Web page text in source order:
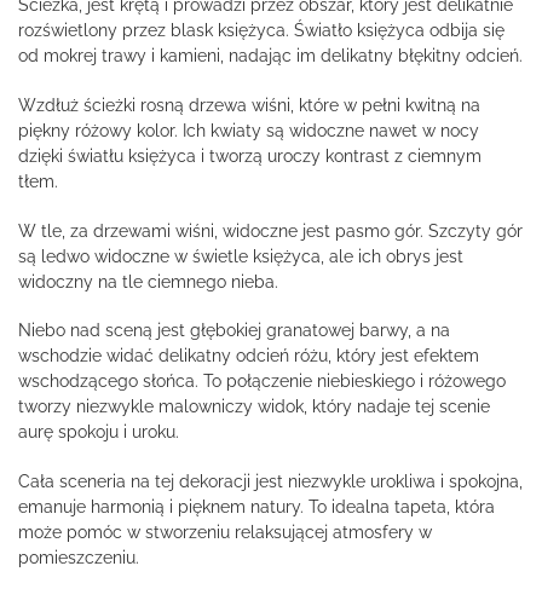
Ścieżka, jest krętą i prowadzi przez obszar, który jest delikatnie
rozświetlony przez blask księżyca. Światło księżyca odbija się
od mokrej trawy i kamieni, nadając im delikatny błękitny odcień.
Wzdłuż ścieżki rosną drzewa wiśni, które w pełni kwitną na
piękny różowy kolor. Ich kwiaty są widoczne nawet w nocy
dzięki światłu księżyca i tworzą uroczy kontrast z ciemnym
tłem.
W tle, za drzewami wiśni, widoczne jest pasmo gór. Szczyty gór
są ledwo widoczne w świetle księżyca, ale ich obrys jest
widoczny na tle ciemnego nieba.
Niebo nad sceną jest głębokiej granatowej barwy, a na
wschodzie widać delikatny odcień różu, który jest efektem
wschodzącego słońca. To połączenie niebieskiego i różowego
tworzy niezwykle malowniczy widok, który nadaje tej scenie
aurę spokoju i uroku.
Cała sceneria na tej dekoracji jest niezwykle urokliwa i spokojna,
emanuje harmonią i pięknem natury. To idealna tapeta, która
może pomóc w stworzeniu relaksującej atmosfery w
pomieszczeniu.